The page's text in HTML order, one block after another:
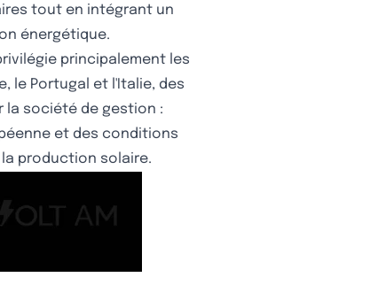
tout en intégrant un
énergétique.
principalement les
le Portugal et l'Italie, des
la société de gestion :
et des conditions
production solaire.